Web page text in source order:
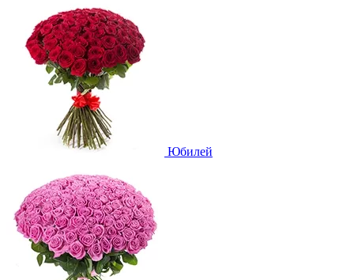
Юбилей